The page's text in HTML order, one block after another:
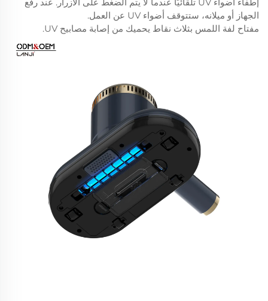
الجهاز أو ميلانه، ستتوقف أضواء UV عن العمل.
مفتاح لفة اللمس بثلاث نقاط يحميك من إصابة مصابيح UV.